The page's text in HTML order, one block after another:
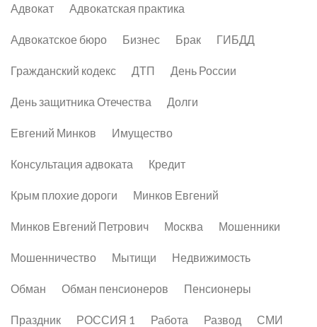
Адвокат Адвокатская практика
Адвокатское бюро Бизнес Брак ГИБДД
Гражданский кодекс ДТП День России
День защитника Отечества Долги
Евгений Минков Имущество
Консультация адвоката Кредит
Крым плохие дороги Минков Евгений
Минков Евгений Петрович Москва Мошенники
Мошенничество Мытищи Недвижимость
Обман Обман пенсионеров Пенсионеры
Праздник РОССИЯ 1 Работа Развод СМИ